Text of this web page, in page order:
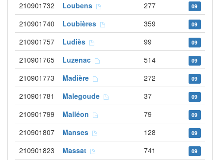
210901732 Loubens 277 09
210901740 Loubières 359 09
210901757 Ludiès 99 09
210901765 Luzenac 514 09
210901773 Madière 272 09
210901781 Malegoude 37 09
210901799 Malléon 79 09
210901807 Manses 128 09
210901823 Massat 741 09